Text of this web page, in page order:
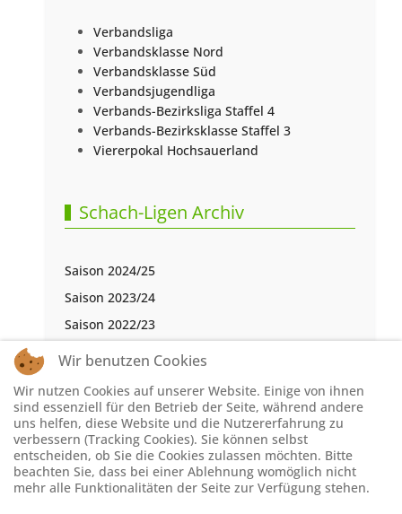
Verbandsliga
Verbandsklasse Nord
Verbandsklasse Süd
Verbandsjugendliga
Verbands-Bezirksliga Staffel 4
Verbands-Bezirksklasse Staffel 3
Viererpokal Hochsauerland
Schach-Ligen Archiv
Saison 2024/25
Saison 2023/24
Saison 2022/23
Saison 2021/22
Saison 2019/20
Saison 2018/19
Saison 2017/18
Saison 2016/17
Wir benutzen Cookies
Wir nutzen Cookies auf unserer Website. Einige von ihnen
sind essenziell für den Betrieb der Seite, während andere
uns helfen, diese Website und die Nutzererfahrung zu
verbessern (Tracking Cookies). Sie können selbst
entscheiden, ob Sie die Cookies zulassen möchten. Bitte
beachten Sie, dass bei einer Ablehnung womöglich nicht
mehr alle Funktionalitäten der Seite zur Verfügung stehen.